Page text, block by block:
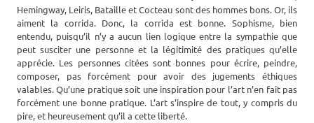
Hemingway, Leiris, Bataille et Cocteau sont des hommes bons. Or, ils
aiment la corrida. Donc, la corrida est bonne. Sophisme, bien
entendu, puisqu’il n’y a aucun lien logique entre la sympathie que
peut susciter une personne et la légitimité des pratiques qu’elle
apprécie. Les personnes citées sont bonnes pour écrire, peindre,
composer, pas forcément pour avoir des jugements éthiques
valables. Qu’une pratique soit une inspiration pour l’art n’en fait pas
forcément une bonne pratique. L’art s’inspire de tout, y compris du
pire, et heureusement qu’il a cette liberté.